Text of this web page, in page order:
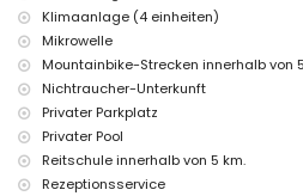
Sehenswürdigkeiten und Kultur in
Museum (Histórico de Jávea, Jávea),
Jávea), Ruine (Molinos de Viento,
historischer Ort (Pueblo de Jávea und
Kilometern von der Unterkunft)
Burg (Portal de la Vila und Denia)
Unterkunft)
Klimaanlage (4 einheiten)
Mikrowelle
Mountainbike-Strecken innerhalb von
Nichtraucher-Unterkunft
Privater Parkplatz
Privater Pool
Reitschule innerhalb von 5 km.
Rezeptionsservice